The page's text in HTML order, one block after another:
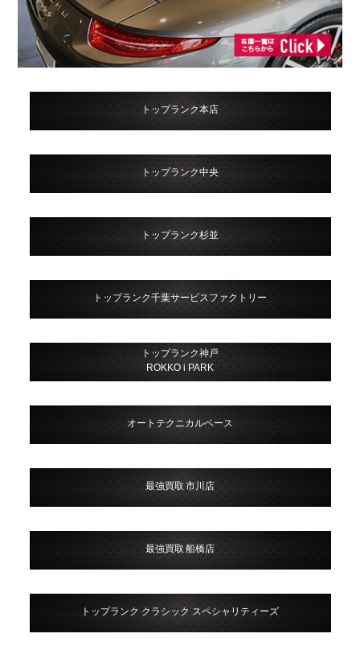
トップランク本店
トップランク中央
トップランク杉並
トップランク千葉サービスファクトリー
トップランク神戸
ROKKO i PARK
オートテクニカルベース
最強買取 市川店
最強買取 船橋店
トップランク クラシック スペシャリティーズ